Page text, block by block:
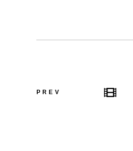
PREV